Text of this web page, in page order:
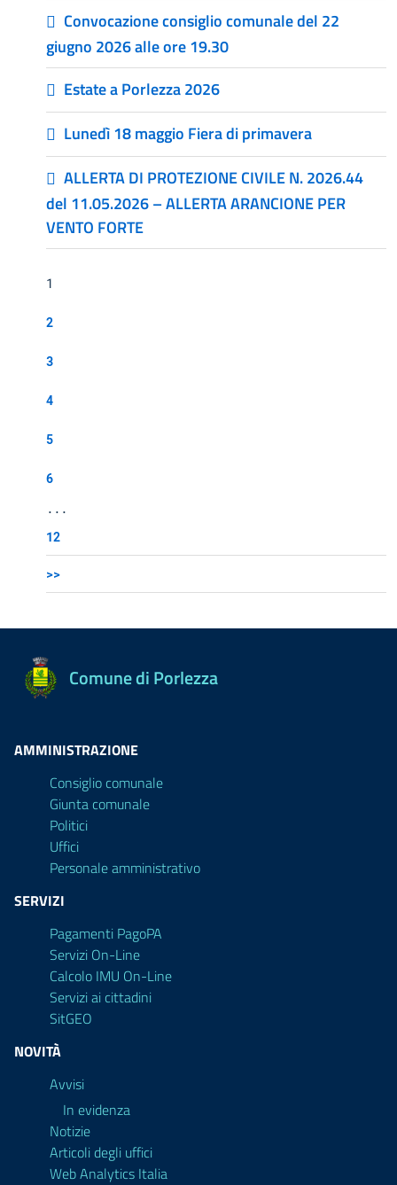
Convocazione consiglio comunale del 22
giugno 2026 alle ore 19.30
Estate a Porlezza 2026
Lunedì 18 maggio Fiera di primavera
ALLERTA DI PROTEZIONE CIVILE N. 2026.44
del 11.05.2026 – ALLERTA ARANCIONE PER
VENTO FORTE
1
2
3
4
5
6
...
12
>>
Comune di Porlezza
AMMINISTRAZIONE
Consiglio comunale
Giunta comunale
Politici
Uffici
Personale amministrativo
SERVIZI
Pagamenti PagoPA
Servizi On-Line
Calcolo IMU On-Line
Servizi ai cittadini
SitGEO
NOVITÀ
Avvisi
In evidenza
Notizie
Articoli degli uffici
Web Analytics Italia